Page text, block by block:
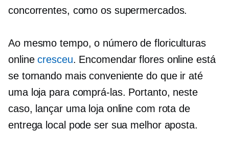
concorrentes, como os supermercados.
Ao mesmo tempo, o número de floriculturas
onlinecresceu. Encomendar flores online está
se tornando mais conveniente do que ir até
uma loja para comprá-las. Portanto, neste
caso, lançar uma loja online com rota de
entrega local pode ser sua melhor aposta.